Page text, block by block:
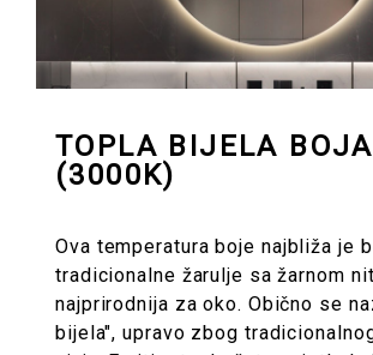
TOPLA BIJELA BOJA
(3000K)
Ova temperatura boje najbliža je
tradicionalne žarulje sa žarnom
najprirodnija za oko. Obično se
bijela", upravo zbog